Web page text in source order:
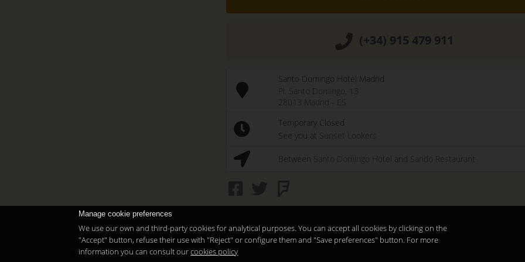
(+34) 915 479 911
Santo Domingo Hotel Madrid
Pl. Santo Domingo, 13
28013
Madrid
Temporary Closed
See you at
Sunset Lookers
Between Santo Domingo Hotel and Sandó Restaurant
Copyright 2026
Manage cookie preferences
We use our own and third-party cookies for analytical purposes. You can accept all cookies by clicking on the
"Accept" button, refuse their use with "Reject" or configure them and "Save preferences" button. For more
information you can consult ourcookies policy